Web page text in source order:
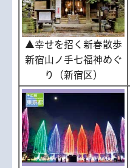
▲幸せを招く新春散歩
新宿山ノ手七福神めぐ
り（新宿区）